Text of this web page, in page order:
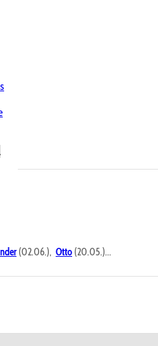
(02.06.), Otto (20.05.)...